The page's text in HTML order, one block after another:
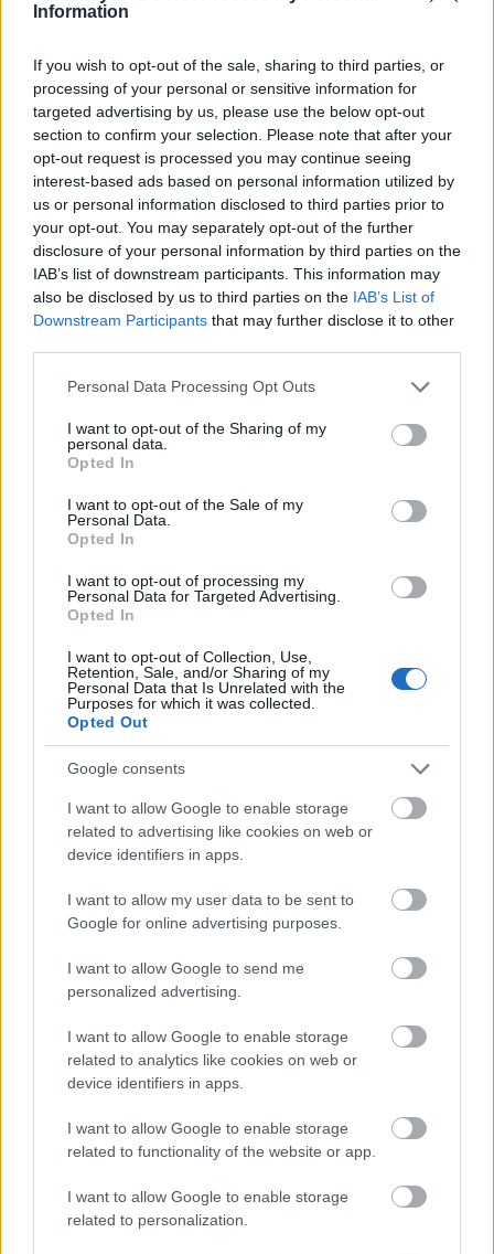
Information
If you wish to opt-out of the sale, sharing to third parties, or
processing of your personal or sensitive information for
targeted advertising by us, please use the below opt-out
section to confirm your selection. Please note that after your
opt-out request is processed you may continue seeing
interest-based ads based on personal information utilized by
us or personal information disclosed to third parties prior to
your opt-out. You may separately opt-out of the further
disclosure of your personal information by third parties on the
IAB’s list of downstream participants. This information may
also be disclosed by us to third parties on the IAB’s List of
Downstream Participants that may further disclose it to other
Please note that this website/app uses one or more Google
not limited to your visit or usage behaviour. You may click to
grant or deny consent to Google and its third-party tags to
use your data for below specified purposes in below Google
consent section.
Personal Data Processing Opt Outs
I want to opt-out of the Sharing of my
personal data.
Opted In
I want to opt-out of the Sale of my
Personal Data.
Opted In
I want to opt-out of processing my
Personal Data for Targeted Advertising.
Opted In
I want to opt-out of Collection, Use,
Retention, Sale, and/or Sharing of my
Personal Data that Is Unrelated with the
Purposes for which it was collected.
Opted Out
Google consents
I want to allow Google to enable storage
related to advertising like cookies on web or
device identifiers in apps.
I want to allow my user data to be sent to
Google for online advertising purposes.
I want to allow Google to send me
personalized advertising.
I want to allow Google to enable storage
related to analytics like cookies on web or
device identifiers in apps.
I want to allow Google to enable storage
related to functionality of the website or app.
I want to allow Google to enable storage
related to personalization.
γρήγορα σε πολιτικό αδιέξοδο.
Το βασικό σημείο σύγκρουσης είναι φαινομενικά
αποζημίωση λόγω καθυστέρησης;» Το Ευρωπαϊκό
Κοινοβούλιο και οργανώσεις καταναλωτών
επιμένουν στο σημερινό όριο των τριών ωρών,
θεωρώντας ότι οποιαδήποτε αύξηση
αποδυναμώνει ουσιαστικά την προστασία των
ταξιδιωτών. Από την άλλη πλευρά, τα κράτη-μέλη
μέσω του Συμβουλίου υιοθετούν πιο ευνοϊκή στάση
προς τις αεροπορικές εταιρείες, ζητώντας αύξηση
του ορίου στις τέσσερις ή και περισσότερες ώρες –
ιδίως για μακρινές πτήσεις– προκειμένου να
μειωθεί το οικονομικό βάρος των αποζημιώσεων.
Δεύτερη εστία έντονης διαφωνίας αποτελεί το θέμα
των χειραποσκευών. Οι αεροπορικές χαμηλού
κόστους έχουν στηρίξει εδώ και χρόνια το
επιχειρηματικό τους μοντέλο στην επιπλέον
χρέωση για αποσκευές καμπίνας. Η υποχρεωτική
δωρεάν μεταφορά τους, όπως ζητούν αρκετοί
ευρωβουλευτές, εκτιμάται ότι θα οδηγούσε σε
αυξήσεις στα βασικά εισιτήρια, ακυρώνοντας –κατά